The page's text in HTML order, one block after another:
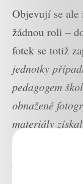
Objevují se ale
žádnou roli –
fotek se totiž
jednotky
pedagogem
obnažené
materiály
těchto případů
předpokládat,
pro